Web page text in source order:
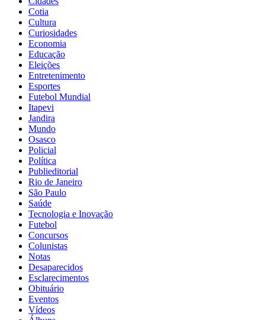
Cotia
Cultura
Curiosidades
Economia
Educação
Eleições
Entretenimento
Esportes
Futebol Mundial
Itapevi
Jandira
Mundo
Osasco
Policial
Política
Publieditorial
Rio de Janeiro
São Paulo
Saúde
Tecnologia e Inovação
Futebol
Concursos
Colunistas
Notas
Desaparecidos
Esclarecimentos
Obituário
Eventos
Vídeos